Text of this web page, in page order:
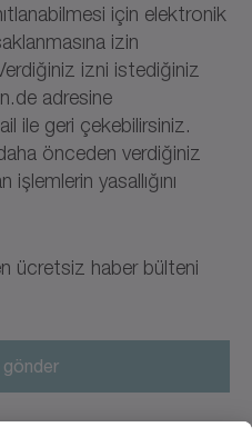
Küçük Dış Adaları
için elektronik
izin
izni istediğiniz
adresine
ile geri çekebilirsiniz.
önceden verdiğiniz
yasallığını
ücretsiz haber bülteni